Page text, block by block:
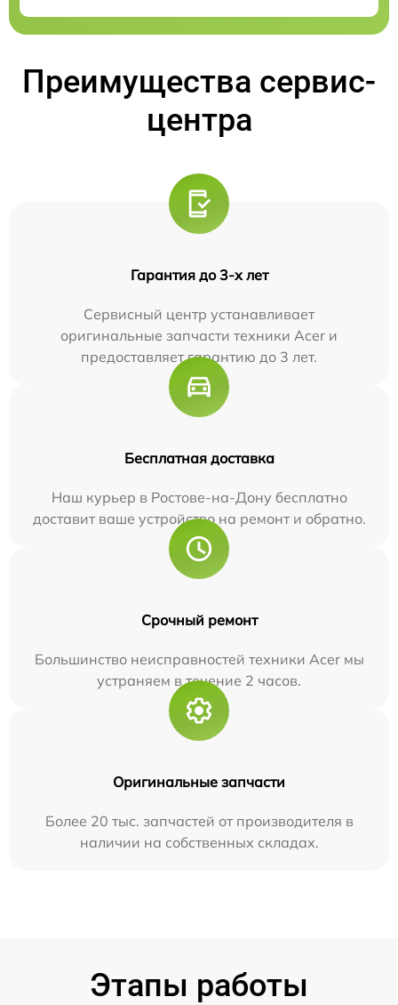
Преимущества сервис-
центра
Гарантия до 3-х лет
Сервисный центр устанавливает
оригинальные запчасти техники Acer и
предоставляет гарантию до 3 лет.
Бесплатная доставка
Наш курьер в Ростове-на-Дону бесплатно
доставит ваше устройство на ремонт и обратно.
Срочный ремонт
Большинство неисправностей техники Acer мы
устраняем в течение 2 часов.
Оригинальные запчасти
Более 20 тыс. запчастей от производителя в
наличии на собственных складах.
Этапы работы